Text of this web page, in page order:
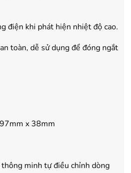
điện khi phát hiện nhiệt độ cao.
toàn, dễ sử dụng để đóng ngắt
x 38mm
thông minh tự điều chỉnh dòng